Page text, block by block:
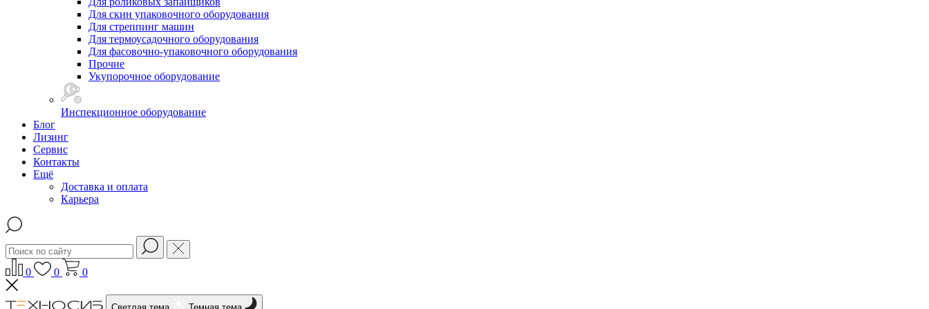
Для скин упаковочного оборудования
Для стреппинг машин
Для термоусадочного оборудования
Для фасовочно-упаковочного оборудования
Прочие
Укупорочное оборудование
Инспекционное оборудование
Блог
Лизинг
Сервис
Контакты
Ещё
Доставка и оплата
Карьера
0 0 0